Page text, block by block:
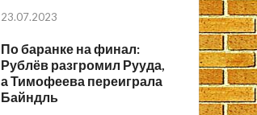
23.07.2023
По баранке на финал:
Рублёв разгромил Рууда,
а Тимофеева переиграла
Байндль